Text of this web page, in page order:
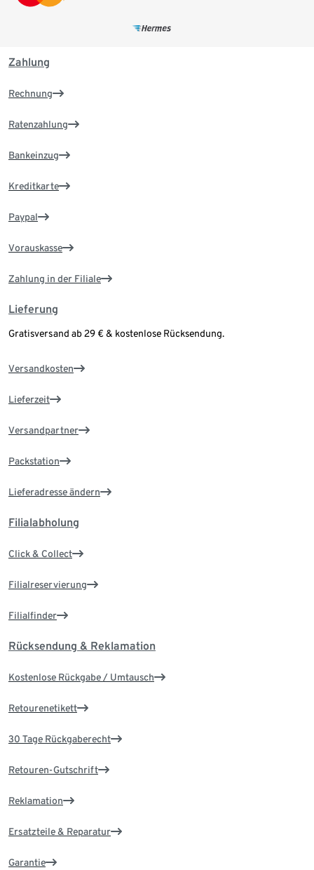
Zahlung
Rechnung
Ratenzahlung
Bankeinzug
Kreditkarte
Paypal
Vorauskasse
Zahlung in der Filiale
Lieferung
Gratisversand ab 29 € & kostenlose Rücksendung.
Versandkosten
Lieferzeit
Versandpartner
Packstation
Lieferadresse ändern
Filialabholung
Click & Collect
Filialreservierung
Filialfinder
Rücksendung & Reklamation
Kostenlose Rückgabe / Umtausch
Retourenetikett
30 Tage Rückgaberecht
Retouren-Gutschrift
Reklamation
Ersatzteile & Reparatur
Garantie